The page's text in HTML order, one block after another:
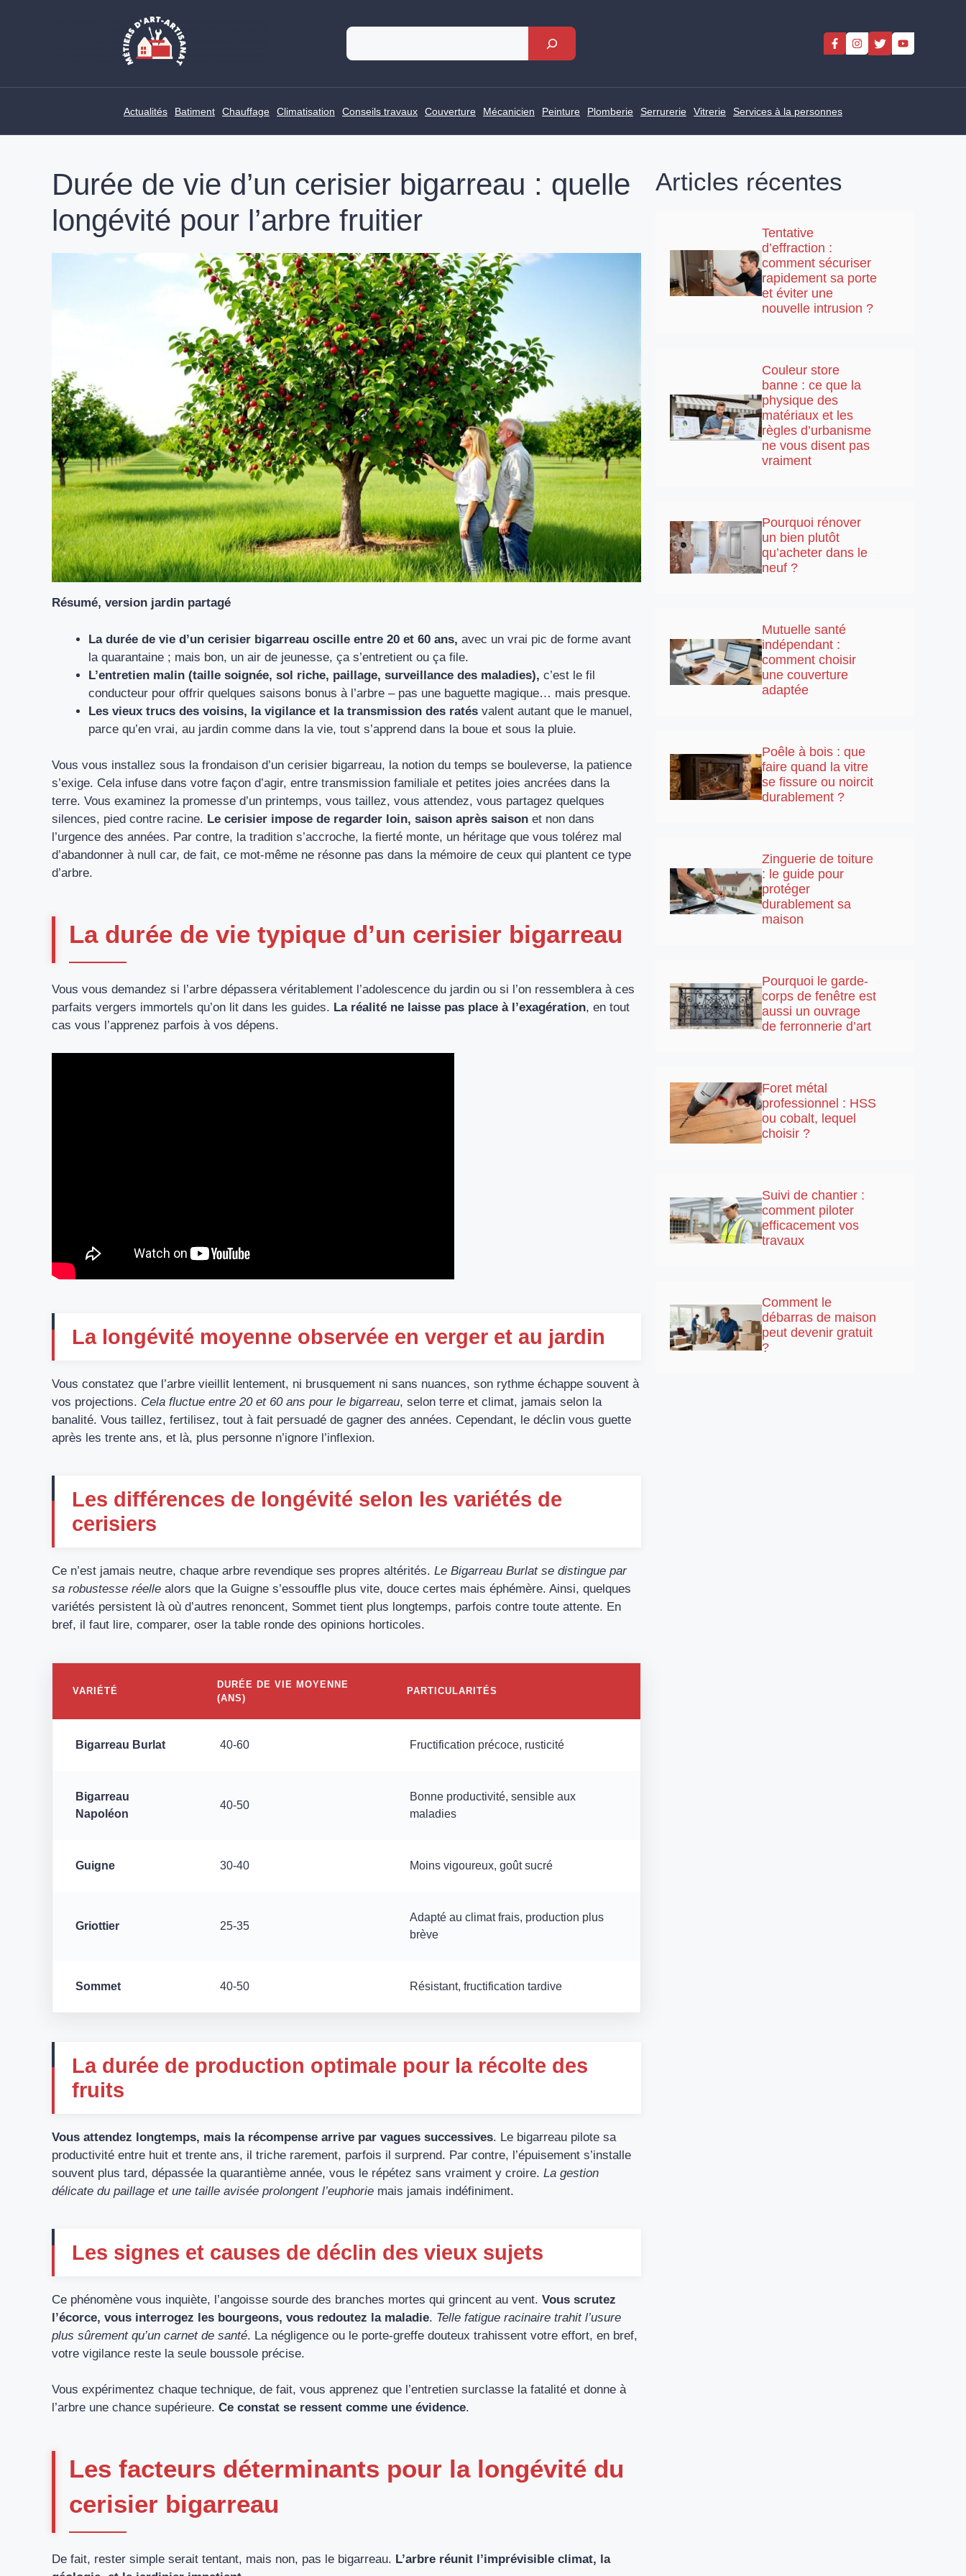
Rechercher
Actualités Batiment Chauffage Climatisation Conseils travaux Couverture Mécanicien Peinture Plomberie Serrurerie Vitrerie Services à la personnes
Durée de vie d’un cerisier bigarreau : quelle
longévité pour l’arbre fruitier
Résumé, version jardin partagé
La durée de vie d’un cerisier bigarreau oscille entre 20 et 60 ans, avec un vrai pic de forme avant
la quarantaine ; mais bon, un air de jeunesse, ça s’entretient ou ça file.
L’entretien malin (taille soignée, sol riche, paillage, surveillance des maladies), c’est le fil
conducteur pour offrir quelques saisons bonus à l’arbre – pas une baguette magique… mais presque.
Les vieux trucs des voisins, la vigilance et la transmission des ratés valent autant que le manuel,
parce qu’en vrai, au jardin comme dans la vie, tout s’apprend dans la boue et sous la pluie.
Vous vous installez sous la frondaison d’un cerisier bigarreau, la notion du temps se bouleverse, la patience
s’exige. Cela infuse dans votre façon d’agir, entre transmission familiale et petites joies ancrées dans la
terre. Vous examinez la promesse d’un printemps, vous taillez, vous attendez, vous partagez quelques
silences, pied contre racine. Le cerisier impose de regarder loin, saison après saison et non dans
l’urgence des années. Par contre, la tradition s’accroche, la fierté monte, un héritage que vous tolérez mal
d’abandonner à null car, de fait, ce mot-même ne résonne pas dans la mémoire de ceux qui plantent ce type
d’arbre.
La durée de vie typique d’un cerisier bigarreau
Vous vous demandez si l’arbre dépassera véritablement l’adolescence du jardin ou si l’on ressemblera à ces
parfaits vergers immortels qu’on lit dans les guides. La réalité ne laisse pas place à l’exagération, en tout
cas vous l’apprenez parfois à vos dépens.
La longévité moyenne observée en verger et au jardin
Vous constatez que l’arbre vieillit lentement, ni brusquement ni sans nuances, son rythme échappe souvent à
vos projections. Cela fluctue entre 20 et 60 ans pour le bigarreau, selon terre et climat, jamais selon la
banalité. Vous taillez, fertilisez, tout à fait persuadé de gagner des années. Cependant, le déclin vous guette
après les trente ans, et là, plus personne n’ignore l’inflexion.
Les différences de longévité selon les variétés de
cerisiers
Ce n’est jamais neutre, chaque arbre revendique ses propres altérités. Le Bigarreau Burlat se distingue par
sa robustesse réelle alors que la Guigne s’essouffle plus vite, douce certes mais éphémère. Ainsi, quelques
variétés persistent là où d’autres renoncent, Sommet tient plus longtemps, parfois contre toute attente. En
bref, il faut lire, comparer, oser la table ronde des opinions horticoles.
VARIÉTÉ
DURÉE DE VIE MOYENNE
(ANS)
PARTICULARITÉS
Bigarreau Burlat 40-60 Fructification précoce, rusticité
Bigarreau
Napoléon
40-50
Bonne productivité, sensible aux
maladies
Guigne 30-40 Moins vigoureux, goût sucré
Griottier 25-35
Adapté au climat frais, production plus
brève
Sommet 40-50 Résistant, fructification tardive
La durée de production optimale pour la récolte des
fruits
Vous attendez longtemps, mais la récompense arrive par vagues successives. Le bigarreau pilote sa
productivité entre huit et trente ans, il triche rarement, parfois il surprend. Par contre, l’épuisement s’installe
souvent plus tard, dépassée la quarantième année, vous le répétez sans vraiment y croire. La gestion
délicate du paillage et une taille avisée prolongent l’euphorie mais jamais indéfiniment.
Les signes et causes de déclin des vieux sujets
Ce phénomène vous inquiète, l’angoisse sourde des branches mortes qui grincent au vent. Vous scrutez
l’écorce, vous interrogez les bourgeons, vous redoutez la maladie. Telle fatigue racinaire trahit l’usure
plus sûrement qu’un carnet de santé. La négligence ou le porte-greffe douteux trahissent votre effort, en bref,
votre vigilance reste la seule boussole précise.
Vous expérimentez chaque technique, de fait, vous apprenez que l’entretien surclasse la fatalité et donne à
l’arbre une chance supérieure. Ce constat se ressent comme une évidence.
Les facteurs déterminants pour la longévité du
cerisier bigarreau
De fait, rester simple serait tentant, mais non, pas le bigarreau. L’arbre réunit l’imprévisible climat, la
Articles récentes
Tentative
d’effraction :
comment sécuriser
rapidement sa porte
et éviter une
nouvelle intrusion ?
Couleur store
banne : ce que la
physique des
matériaux et les
règles d’urbanisme
ne vous disent pas
vraiment
Pourquoi rénover
un bien plutôt
qu’acheter dans le
neuf ?
Mutuelle santé
indépendant :
comment choisir
une couverture
adaptée
Poêle à bois : que
faire quand la vitre
se fissure ou noircit
durablement ?
Zinguerie de toiture
: le guide pour
protéger
durablement sa
maison
Pourquoi le garde-
corps de fenêtre est
aussi un ouvrage
de ferronnerie d’art
Foret métal
professionnel : HSS
ou cobalt, lequel
choisir ?
Suivi de chantier :
comment piloter
efficacement vos
travaux
Comment le
débarras de maison
peut devenir gratuit
?